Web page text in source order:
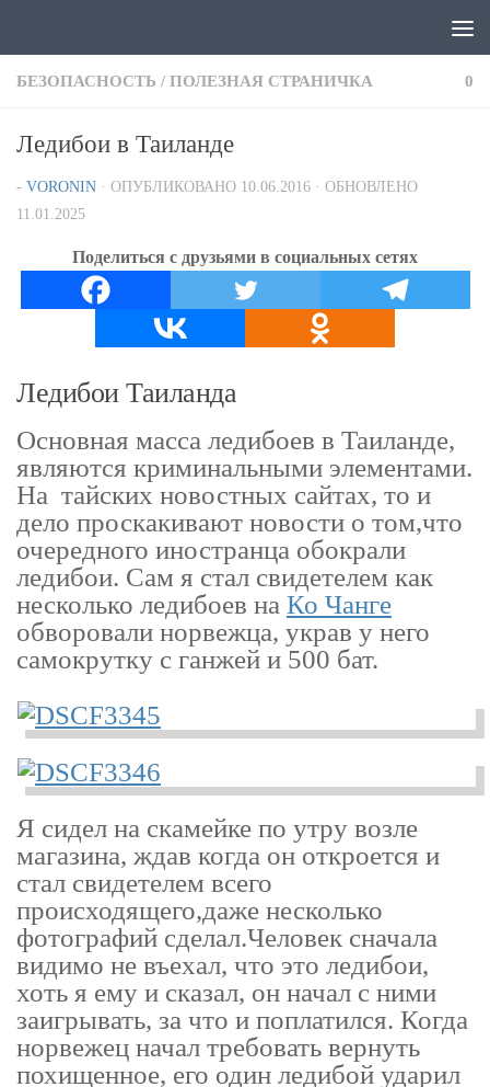
БЕЗОПАСНОСТЬ / ПОЛЕЗНАЯ СТРАНИЧКА 0
Ледибои в Таиланде
- VORONIN · ОПУБЛИКОВАНО 10.06.2016 · ОБНОВЛЕНО
11.01.2025
Поделиться с друзьями в социальных сетях
Ледибои Таиланда
Основная масса ледибоев в Таиланде,
являются криминальными элементами.
На тайских новостных сайтах, то и
дело проскакивают новости о том,что
очередного иностранца обокрали
ледибои. Сам я стал свидетелем как
несколько ледибоев на Ко Чанге
обворовали норвежца, украв у него
самокрутку с ганжей и 500 бат.
Я сидел на скамейке по утру возле
магазина, ждав когда он откроется и
стал свидетелем всего
происходящего,даже несколько
фотографий сделал.Человек сначала
видимо не въехал, что это ледибои,
хоть я ему и сказал, он начал с ними
заигрывать, за что и поплатился. Когда
норвежец начал требовать вернуть
похищенное, его один ледибой ударил